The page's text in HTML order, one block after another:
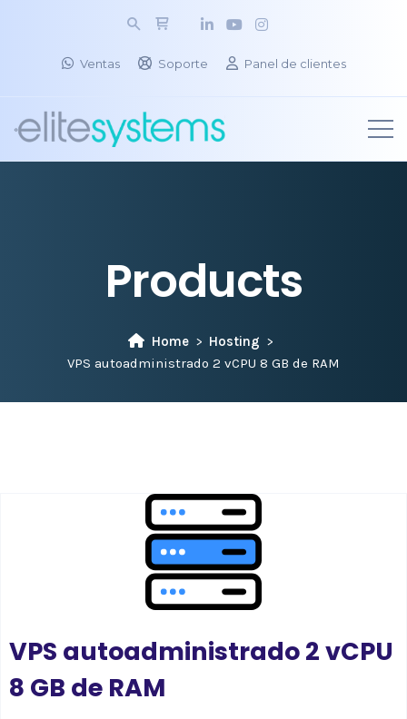
Ventas Soporte Panel de clientes
Products
Home
Hosting
VPS autoadministrado 2 vCPU 8 GB de RAM
VPS autoadministrado 2 vCPU
8 GB de RAM